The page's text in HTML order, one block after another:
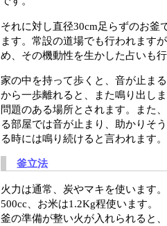
それに対し直径30cm足らずのお釜
ます。常設の道場でも行われます
め、その機動性を生かした占いも
家の中を持って歩くと、音が止ま
から一歩離れると、また鳴り出し
問題のある場所とされます。また
る部屋では音が止まり、助かりそ
る時には鳴り続けると言われます。
釜立法
火力は通常、炭やマキを使います
500cc、お米は1.2Kg程使います。
釜の準備が整い火が入れられると